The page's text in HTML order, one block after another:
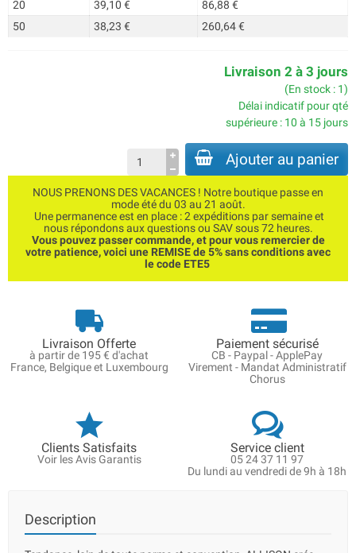
20 39,10 €
86,88 €
50
38,23 € 260,64 €
Livraison 2 à 3 jours
(En stock : 1)
Délai indicatif pour qté
supérieure : 10 à 15 jours
Ajouter au panier
NOUS PRENONS DES VACANCES ! Notre boutique passe en
mode été du 03 au 21 août.
Une permanence est en place : 2 expéditions par semaine et
nous répondons aux questions ou SAV sous 72 heures.
Vous pouvez passer commande, et pour vous remercier de
votre patience, voici une REMISE de 5% sans conditions avec
le code ETE5
Livraison Offerte
à partir de 195 € d'achat
France, Belgique et Luxembourg
Paiement sécurisé
CB - Paypal - ApplePay
Virement - Mandat Administratif
Chorus
Clients Satisfaits
Voir les Avis Garantis
Service client
05 24 37 11 97
Du lundi au vendredi de 9h à 18h
Description